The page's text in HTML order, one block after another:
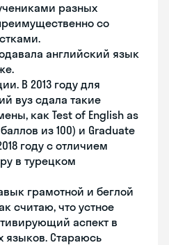
разных
со
английский язык
В 2013 году для
вуз сдала такие
как Test of English as
из 100) и Graduate
году с отличием
в турецком
грамотной и беглой
считаю, что устное
аспект в
языков. Стараюсь